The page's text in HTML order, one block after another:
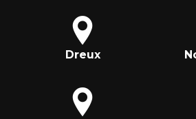
Dreux